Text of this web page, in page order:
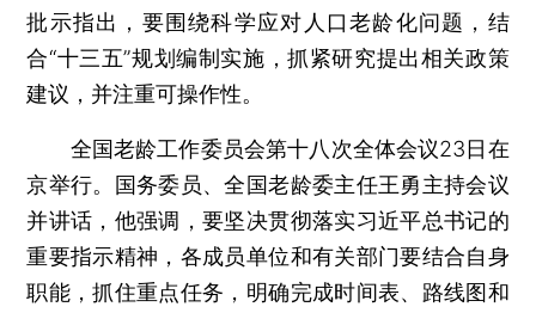
批示指出，要围绕科学应对人口老龄化问题，结
合“十三五”规划编制实施，抓紧研究提出相关政策
建议，并注重可操作性。
全国老龄工作委员会第十八次全体会议23日在
京举行。国务委员、全国老龄委主任王勇主持会议
并讲话，他强调，要坚决贯彻落实习近平总书记的
重要指示精神，各成员单位和有关部门要结合自身
职能，抓住重点任务，明确完成时间表、路线图和